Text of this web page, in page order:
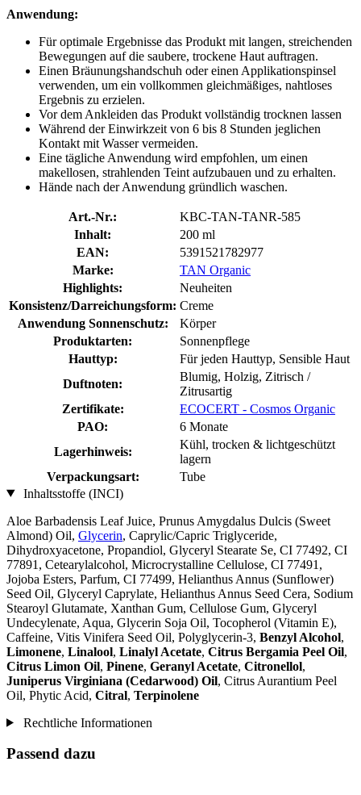
Anwendung:
Für optimale Ergebnisse das Produkt mit langen, streichenden
Bewegungen auf die saubere, trockene Haut auftragen.
Einen Bräunungshandschuh oder einen Applikationspinsel
verwenden, um ein vollkommen gleichmäßiges, nahtloses
Ergebnis zu erzielen.
Vor dem Ankleiden das Produkt vollständig trocknen lassen
Während der Einwirkzeit von 6 bis 8 Stunden jeglichen
Kontakt mit Wasser vermeiden.
Eine tägliche Anwendung wird empfohlen, um einen
makellosen, strahlenden Teint aufzubauen und zu erhalten.
Hände nach der Anwendung gründlich waschen.
Art.-Nr.:
KBC-TAN-TANR-585
Inhalt:
200 ml
EAN:
5391521782977
Marke:
TAN Organic
Highlights:
Neuheiten
Konsistenz/Darreichungsform: Creme
Anwendung Sonnenschutz:
Körper
Produktarten:
Sonnenpflege
Hauttyp:
Für jeden Hauttyp, Sensible Haut
Duftnoten:
Blumig, Holzig, Zitrisch /
Zitrusartig
Zertifikate:
ECOCERT - Cosmos Organic
PAO:
6 Monate
Lagerhinweis:
Kühl, trocken & lichtgeschützt
lagern
Verpackungsart:
Tube
Inhaltsstoffe (INCI)
Aloe Barbadensis Leaf Juice, Prunus Amygdalus Dulcis (Sweet
Almond) Oil, Glycerin, Caprylic/Capric Triglyceride,
Dihydroxyacetone, Propandiol, Glyceryl Stearate Se, CI 77492, CI
77891, Cetearylalcohol, Microcrystalline Cellulose, CI 77491,
Jojoba Esters, Parfum, CI 77499, Helianthus Annus (Sunflower)
Seed Oil, Glyceryl Caprylate, Helianthus Annus Seed Cera, Sodium
Stearoyl Glutamate, Xanthan Gum, Cellulose Gum, Glyceryl
Undecylenate, Aqua, Glycerin Soja Oil, Tocopherol (Vitamin E),
Caffeine, Vitis Vinifera Seed Oil, Polyglycerin-3, Benzyl Alcohol,
Limonene, Linalool, Linalyl Acetate, Citrus Bergamia Peel Oil,
Citrus Limon Oil, Pinene, Geranyl Acetate, Citronellol,
Juniperus Virginiana (Cedarwood) Oil, Citrus Aurantium Peel
Oil, Phytic Acid, Citral, Terpinolene
Rechtliche Informationen
Passend dazu